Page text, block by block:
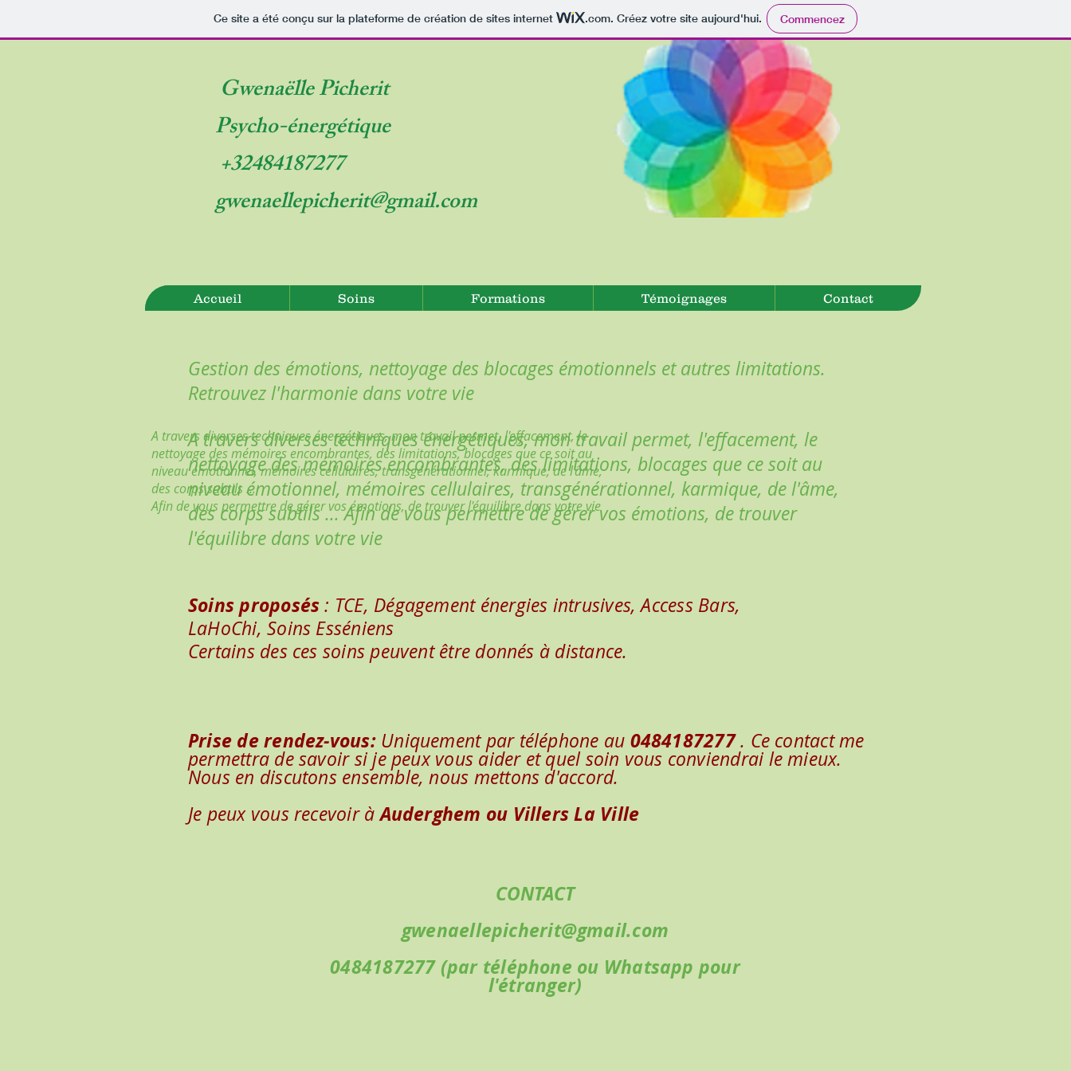
Ce site a été conçu sur la plateforme de création de sites internet .com. Créez votre site aujourd'hui. Commencez
Gwenaëlle Picherit
Psycho-énergétique
+32484187277
gwenaellepicherit@gmail.com
A travers diverses techniques énergétiques, mon travail permet, l'effacement, le
nettoyage des mémoires encombrantes, des limitations, blocages que ce soit au
niveau émotionnel, mémoires cellulaires, transgénérationnel, karmique, de l'âme,
des corps subtils ...
Afin de vous permettre de gérer vos émotions, de trouver l'équilibre dans votre vie
Accueil Soins Formations Témoignages Contact
Gestion des émotions, nettoyage des blocages émotionnels et autres limitations.
Retrouvez l'harmonie dans votre vie
A travers diverses techniques énergétiques, mon travail permet, l'effacement, le
nettoyage des mémoires encombrantes, des limitations, blocages que ce soit au
niveau émotionnel, mémoires cellulaires, transgénérationnel, karmique, de l'âme,
des corps subtils ... Afin de vous permettre de gérer vos émotions, de trouver
l'équilibre dans votre vie
Soins proposés: TCE, Dégagement énergies intrusives, Access Bars,
LaHoChi, Soins Esséniens
Certains des ces soins peuvent être donnés à distance.
Prise de rendez-vous: Uniquement par téléphone au 0484187277. Ce contact me
permettra de savoir si je peux vous aider et quel soin vous conviendrai le mieux.
Nous en discutons ensemble, nous mettons d'accord.
Je peux vous recevoir à Auderghem ou Villers La Ville
CONTACT
gwenaellepicherit@gmail.com
0484187277 (par téléphone ou Whatsapp pour
l'étranger)